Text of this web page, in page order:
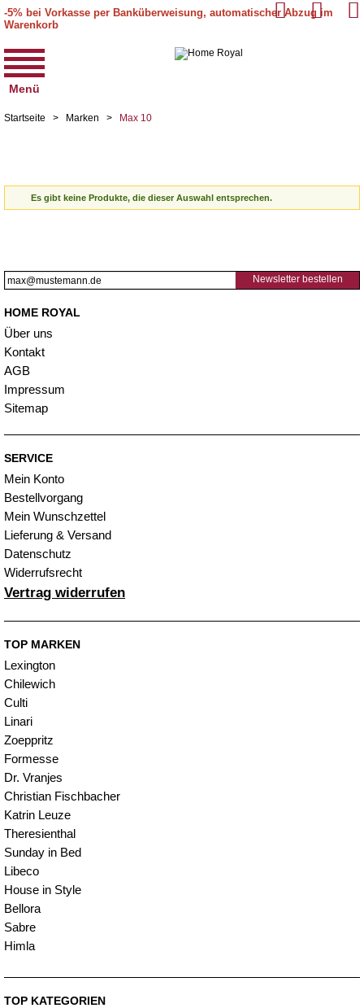
-5% bei Vorkasse per Banküberweisung, automatischer Abzug im
Warenkorb
Menü
Startseite > Marken > Max 10
Es gibt keine Produkte, die dieser Auswahl entsprechen.
Newsletter bestellen
HOME ROYAL
Über uns
Kontakt
AGB
Impressum
Sitemap
SERVICE
Mein Konto
Bestellvorgang
Mein Wunschzettel
Lieferung & Versand
Datenschutz
Widerrufsrecht
Vertrag widerrufen
TOP MARKEN
Lexington
Chilewich
Culti
Linari
Zoeppritz
Formesse
Dr. Vranjes
Christian Fischbacher
Katrin Leuze
Theresienthal
Sunday in Bed
Libeco
House in Style
Bellora
Sabre
Himla
TOP KATEGORIEN